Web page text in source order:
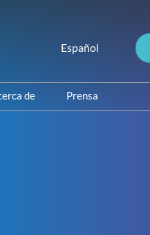
Español
English
de Prensa